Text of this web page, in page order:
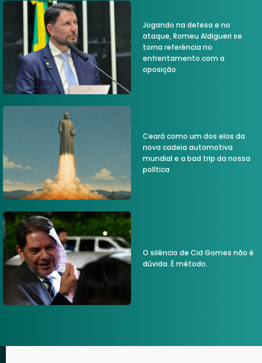
Jogando na defesa e no
ataque, Romeu Aldigueri se
torna referência no
enfrentamento com a
oposição
Ceará como um dos elos da
nova cadeia automotiva
mundial e a bad trip da nossa
política
O silêncio de Cid Gomes não é
dúvida. É método.